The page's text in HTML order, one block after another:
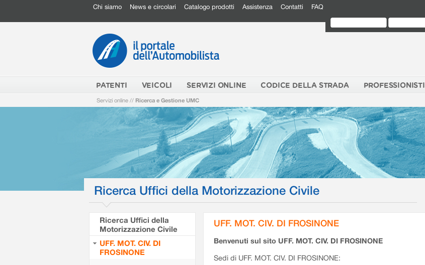
Chi siamo News e circolari Catalogo prodotti Assistenza Contatti FAQ
PATENTI VEICOLI SERVIZI ONLINE CODICE DELLA STRADA PROFESSIONISTI
Servizi online // Ricerca e Gestione UMC
Ricerca Uffici della Motorizzazione Civile
Ricerca Uffici della
Motorizzazione Civile
UFF. MOT. CIV. DI
FROSINONE
UFF. MOT. CIV. DI FROSINONE
Benvenuti sul sito UFF. MOT. CIV. DI FROSINONE
Sedi di UFF. MOT. CIV. DI FROSINONE: